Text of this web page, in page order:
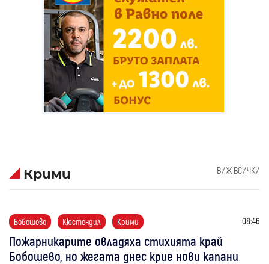
Крими ВИЖ ВСИЧКИ
Бобошево Кюстендил Крими 08:46
Пожарникарите овладяха стихията край
Бобошево, но жегата днес крие нови капани